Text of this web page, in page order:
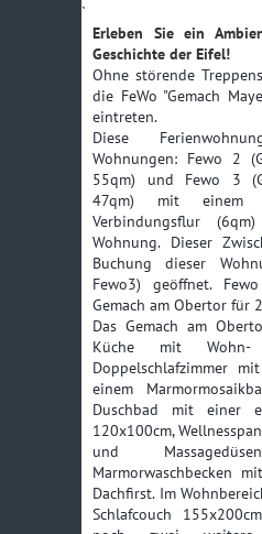
`
Erleben Sie ein
Geschichte der Eifel!
Ohne störende
die FeWo "Gemach
eintreten.
Diese
Wohnungen: Fewo 2
55qm) und Fewo 3
47qm) mit einem
Verbindungsflur
Wohnung. Dieser
Buchung dieser
Fewo3) geöffnet.
Gemach am Obertor für
Das Gemach am
Küche mit Wohn-
Doppelschlafzimmer
einem
Duschbad mit einer
120x100cm,
und
Marmorwaschbecken
Dachfirst. Im
Schlafcouch
Personen ab 12 Jahre
Wäschepaket 1 ---pro
Person
(Bett bezogen Hotel-
Mikrofaser Bettwäsche
3 Handtücher)
Wäschepaket 2 ---pro
Person
(Bett bezogen
Baumwolle- Bettwäsche
3 Handtücher)
Kinderstuhl
Reisebett
inkl. Zusatzmatratze und
Auflage (ohne
Wäschepaket), Auf-und
Abbau
Garage pro Nacht
Hunde pro Tag